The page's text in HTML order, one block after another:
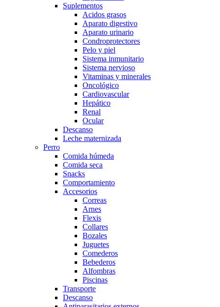
Suplementos
Acidos grasos
Aparato digestivo
Aparato urinario
Condroprotectores
Pelo y piel
Sistema inmunitario
Sistema nervioso
Vitaminas y minerales
Oncológico
Cardiovascular
Hepático
Renal
Ocular
Descanso
Leche maternizada
Perro
Comida húmeda
Comida seca
Snacks
Comportamiento
Accesorios
Correas
Arnes
Flexis
Collares
Bozales
Juguetes
Comederos
Bebederos
Alfombras
Piscinas
Transporte
Descanso